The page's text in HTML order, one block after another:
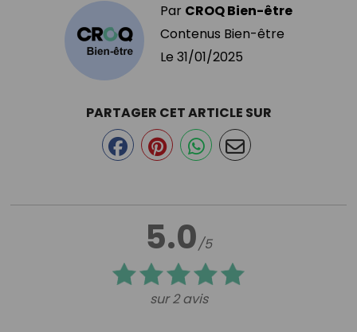
Par CROQ Bien-être
Contenus Bien-être
Le 31/01/2025
5.0/5
sur 2 avis
PARTAGER CET ARTICLE SUR